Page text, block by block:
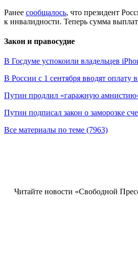
Ранее сообщалось, что президент
к инвалидности. Теперь сумма
Закон и правосудие
В Госдуме успокоили владельцев
В России с 1 сентября вводят оплату
Путин продлил «гаражную
Путин подписал закон о заморозке
Все материалы по теме (7963)
Читайте новости «Свободной